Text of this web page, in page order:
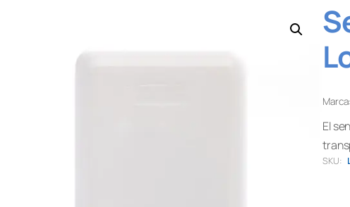
Marca:
El
SKU: